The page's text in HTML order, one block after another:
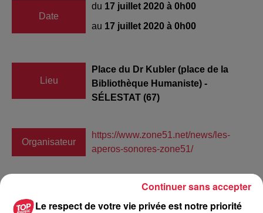
Date
du 17 juillet 2020 à 0h00
au 17 juillet 2020 à 0h00
Lieu
Place du Dr Kubler (place de la
Bibliothèque Humaniste) -
SÉLESTAT (67)
Organisateur
https://www.zone51.net/news/les-
aperos-sonores-zone51/
Le respect de votre vie privée est notre priorité
Continuer sans accepter